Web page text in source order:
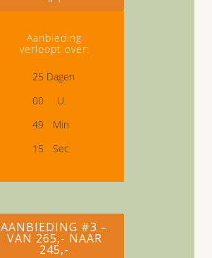
Aanbieding
verloopt over:
25 Dagen
00
U
49
Min
1 4 Sec
AANBIEDING #3 –
VAN 265,- NAAR
245,-